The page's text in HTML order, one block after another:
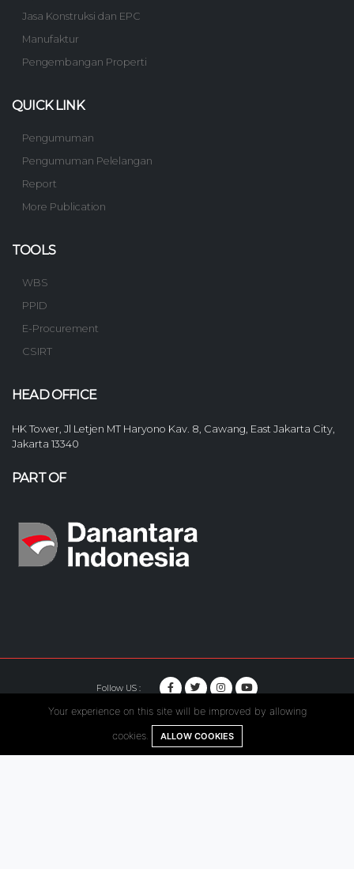
Jasa Konstruksi dan EPC
Manufaktur
Pengembangan Properti
QUICK LINK
Pengumuman
Pengumuman Pelelangan
Report
More Publication
TOOLS
WBS
PPID
E-Procurement
CSIRT
HEAD OFFICE
HK Tower, Jl Letjen MT Haryono Kav. 8, Cawang, East Jakarta City,
Jakarta 13340
PART OF
Follow US :
© Copyright 2020. Hutama Karya All Rights Reserved.
Your experience on this site will be improved by allowing
cookies. ALLOW COOKIES